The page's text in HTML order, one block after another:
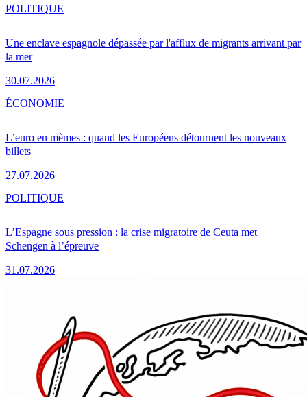
Une enclave espagnole dépassée par l'afflux de migrants arrivant par
la mer
30.07.2026
POLITIQUE
L’euro en mèmes : quand les Européens détournent les nouveaux
billets
27.07.2026
ÉCONOMIE
L’Espagne sous pression : la crise migratoire de Ceuta met
Schengen à l’épreuve
31.07.2026
POLITIQUE